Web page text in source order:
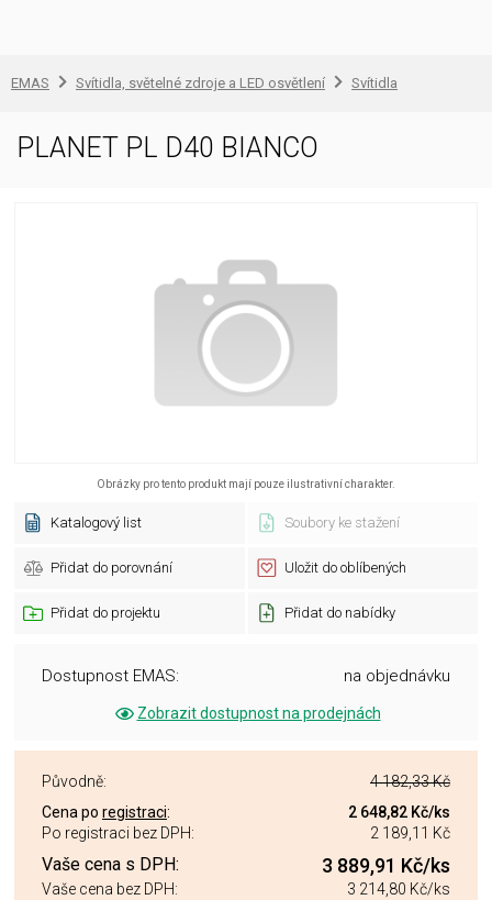
EMAS Svítidla, světelné zdroje a LED osvětlení Svítidla
PLANET PL D40 BIANCO
Obrázky pro tento produkt mají pouze ilustrativní charakter.
Katalogový list Soubory ke stažení
Přidat do porovnání Uložit do oblíbených
Přidat do projektu Přidat do nabídky
Dostupnost EMAS: na objednávku
Zobrazit dostupnost na prodejnách
Původně:
4 182,33 Kč
Cena po registraci: 2 648,82 Kč/ks
Po registraci bez DPH:
2 189,11 Kč
Vaše cena s DPH: 3 889,91 Kč/ks
Vaše cena bez DPH: 3 214,80 Kč/ks